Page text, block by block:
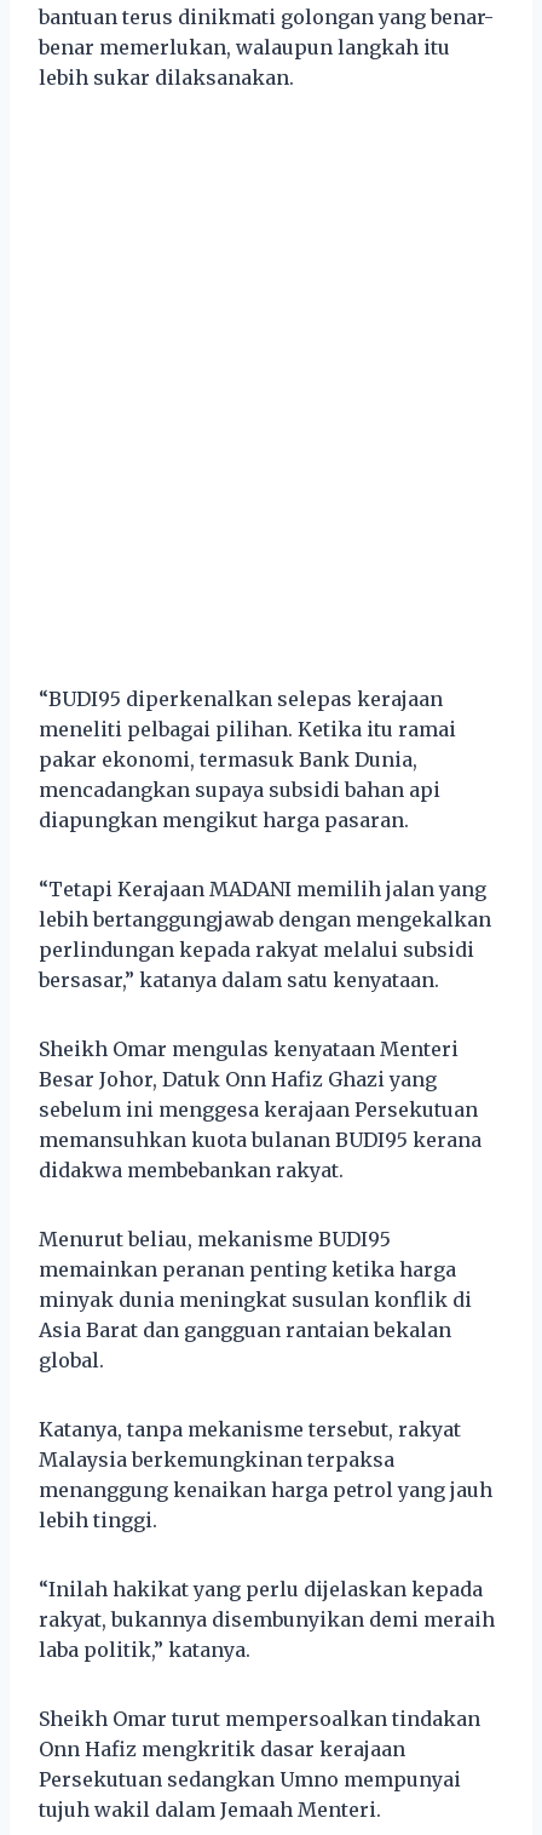
bantuan terus dinikmati golongan yang benar-
benar memerlukan, walaupun langkah itu
lebih sukar dilaksanakan.
“BUDI95 diperkenalkan selepas kerajaan
meneliti pelbagai pilihan. Ketika itu ramai
pakar ekonomi, termasuk Bank Dunia,
mencadangkan supaya subsidi bahan api
diapungkan mengikut harga pasaran.
“Tetapi Kerajaan MADANI memilih jalan yang
lebih bertanggungjawab dengan mengekalkan
perlindungan kepada rakyat melalui subsidi
bersasar,” katanya dalam satu kenyataan.
Sheikh Omar mengulas kenyataan Menteri
Besar Johor, Datuk Onn Hafiz Ghazi yang
sebelum ini menggesa kerajaan Persekutuan
memansuhkan kuota bulanan BUDI95 kerana
didakwa membebankan rakyat.
Menurut beliau, mekanisme BUDI95
memainkan peranan penting ketika harga
minyak dunia meningkat susulan konflik di
Asia Barat dan gangguan rantaian bekalan
global.
Katanya, tanpa mekanisme tersebut, rakyat
Malaysia berkemungkinan terpaksa
menanggung kenaikan harga petrol yang jauh
lebih tinggi.
“Inilah hakikat yang perlu dijelaskan kepada
rakyat, bukannya disembunyikan demi meraih
laba politik,” katanya.
Sheikh Omar turut mempersoalkan tindakan
Onn Hafiz mengkritik dasar kerajaan
Persekutuan sedangkan Umno mempunyai
tujuh wakil dalam Jemaah Menteri.